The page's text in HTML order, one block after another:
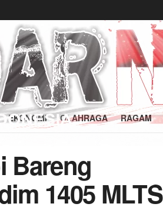
EKONOMI OLAHRAGA RAGAM
Bareng
1405 MLTS